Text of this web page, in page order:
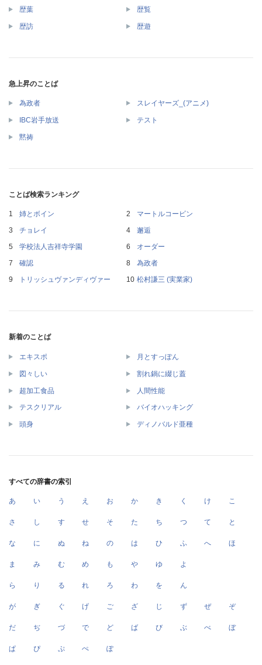
歴葉 歴覧
歴訪 歴遊
急上昇のことば
為政者 スレイヤーズ_(アニメ)
IBC岩手放送 テスト
黙祷
ことば検索ランキング
姉とボイン
マートルコービン
チョレイ
邂逅
学校法人吉祥寺学園
オーダー
確認
為政者
トリッシュヴァンディヴァー
松村謙三 (実業家)
新着のことば
エキスポ 月とすっぽん
図々しい 割れ鍋に綴じ蓋
超加工食品 人間性能
テスクリアル バイオハッキング
頭身 ディノバルド亜種
すべての辞書の索引
あ い う え お か き く け こ
さ し す せ そ た ち つ て と
な に ぬ ね の は ひ ふ へ ほ
ま み む め も や ゆ よ
ら り る れ ろ わ を ん
が ぎ ぐ げ ご ざ じ ず ぜ ぞ
だ ぢ づ で ど ば び ぶ べ ぼ
ぱ ぴ ぷ ぺ ぽ